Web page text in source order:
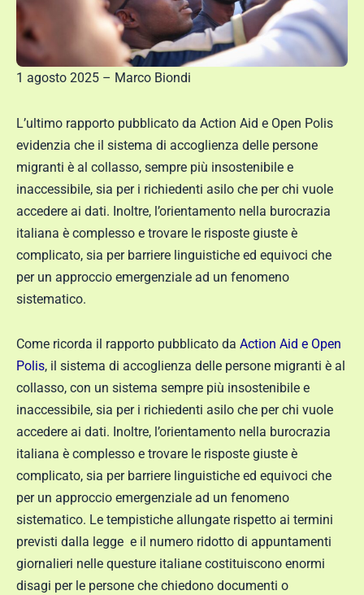
1 agosto 2025 – Marco Biondi
L’ultimo rapporto pubblicato da Action Aid e Open Polis
evidenzia che il sistema di accoglienza delle persone
migranti è al collasso, sempre più insostenibile e
inaccessibile, sia per i richiedenti asilo che per chi vuole
accedere ai dati. Inoltre, l’orientamento nella burocrazia
italiana è complesso e trovare le risposte giuste è
complicato, sia per barriere linguistiche ed equivoci che
per un approccio emergenziale ad un fenomeno
sistematico.
Come ricorda il rapporto pubblicato da Action Aid e Open
Polis, il sistema di accoglienza delle persone migranti è al
collasso, con un sistema sempre più insostenibile e
inaccessibile, sia per i richiedenti asilo che per chi vuole
accedere ai dati. Inoltre, l’orientamento nella burocrazia
italiana è complesso e trovare le risposte giuste è
complicato, sia per barriere linguistiche ed equivoci che
per un approccio emergenziale ad un fenomeno
sistematico. Le tempistiche allungate rispetto ai termini
previsti dalla legge e il numero ridotto di appuntamenti
giornalieri nelle questure italiane costituiscono enormi
disagi per le persone che chiedono documenti o